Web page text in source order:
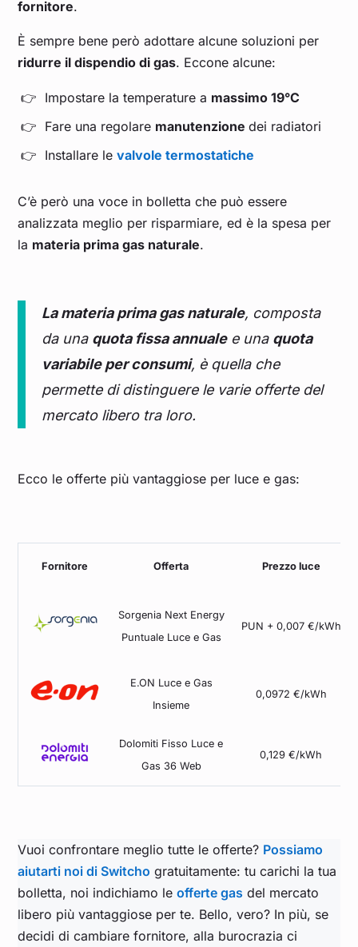
fornitore.
È sempre bene però adottare alcune soluzioni per
ridurre il dispendio di gas. Eccone alcune:
Impostare la temperature a massimo 19°C
Fare una regolare manutenzione dei radiatori
Installare le valvole termostatiche
C’è però una voce in bolletta che può essere
analizzata meglio per risparmiare, ed è la spesa per
la materia prima gas naturale.
La materia prima gas naturale, composta
da una quota fissa annualee una quota
variabile per consumi, è quella che
permette di distinguere le varie offerte del
mercato libero tra loro.
Ecco le offerte più vantaggiose per luce e gas:
Fornitore Offerta Prezzo luce
Sorgenia Next Energy
Puntuale Luce e Gas
PUN + 0,007 €/kWh
E.ON Luce e Gas
Insieme
0,0972 €/kWh
Dolomiti Fisso Luce e
Gas 36 Web
0,129 €/kWh
Vuoi confrontare meglio tutte le offerte? Possiamo
aiutarti noi di Switcho gratuitamente: tu carichi la tua
bolletta, noi indichiamo leofferte gas del mercato
libero più vantaggiose per te. Bello, vero? In più, se
decidi di cambiare fornitore, alla burocrazia ci